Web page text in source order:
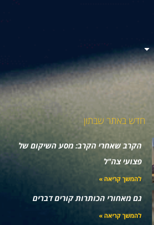
חדש באתר שבתון
הקרב שאחרי הקרב: מסע השיקום של
פצועי צה"ל
להמשך קריאה »
גם מאחורי הכותרות קורים דברים
להמשך קריאה »